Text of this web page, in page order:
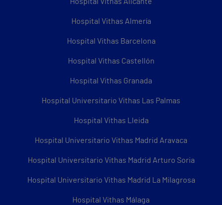
Hospital Vithas Almería
Hospital Vithas Barcelona
Hospital Vithas Castellón
Hospital Vithas Granada
Hospital Universitario Vithas Las Palmas
Hospital Vithas Lleida
Hospital Universitario Vithas Madrid Aravaca
Hospital Universitario Vithas Madrid Arturo Soria
Hospital Universitario Vithas Madrid La Milagrosa
Hospital Vithas Málaga